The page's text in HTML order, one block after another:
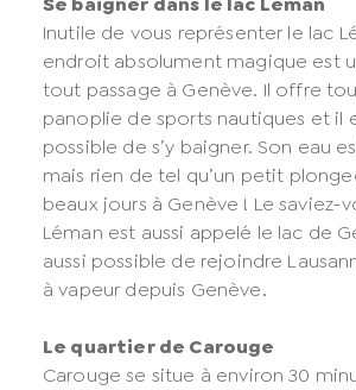
Inutile de vous représenter le lac
endroit absolument magique est
tout passage à Genève. Il offre
panoplie de sports nautiques et il
possible de s’y baigner. Son eau
mais rien de tel qu’un petit
beaux jours à Genève ! Le saviez-
Léman est aussi appelé le lac de
aussi possible de rejoindre
à vapeur depuis Genève.
Le quartier de Carouge
Carouge se situe à environ 30